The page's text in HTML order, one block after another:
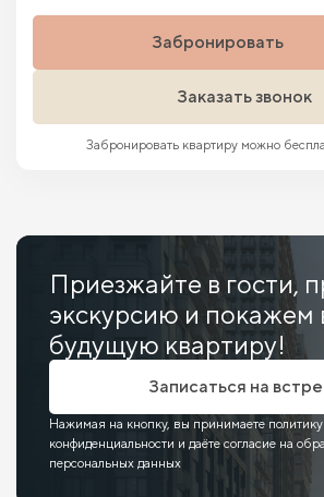
Забронировать
Заказать звонок
Забронировать квартиру можно
Приезжайте в гости,
экскурсию и покажем
будущую квартиру!
Записаться на
Нажимая на кнопку, вы принимаете политику
конфиденциальности и даёте согласие на
персональных данных